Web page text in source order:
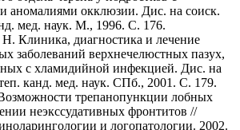
аномалиями окклюзии. Дис. на соиск.
мед. наук. М., 1996. C. 176.
Клиника, диагностика и лечение
заболеваний верхнечелюстных пазух,
с хламидийной инфекцией. Дис. на
канд. мед. наук. СПб., 2001. C. 179.
трепанопункции лобных
неэкссудативных фронтитов //
и логопатологии. 2002.